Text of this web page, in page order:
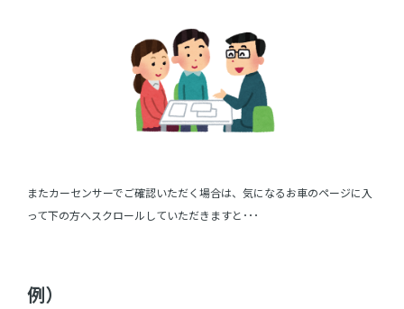
またカーセンサーでご確認いただく場合は、気になるお車のページに入
って下の方へスクロールしていただきますと･･･
例）